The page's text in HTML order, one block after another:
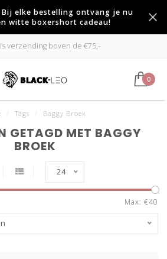
elke bestelling ontvang je nu
witte boxershort cadeau!
verzending boven de €75,-
0
Tags Baggy Broek
GETAGD MET BAGGY
BROEK
24
Max: €40